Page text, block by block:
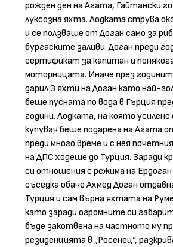
рожден ден на Агата, Гайтански го
луксозна яхта. Лодката струва
и се ползваше от Доган само за
бургаските заливи. Доган преди
сертификат за капитан и
моторницата. Иначе през
дарил З яхти на Доган като най-
беше пусната по вода в Гърция
години. Лодката, на която
купувач беше подарена на Агата
преди много време и с нея
на ДПС ходеше до Турция. Заради
си отношения с режима на
съседка обаче Ахмед Доган
Турция и сам върна яхтата на
като заради огромните си
бъде закотвена на частното му
резиденцията в „Росенец“,